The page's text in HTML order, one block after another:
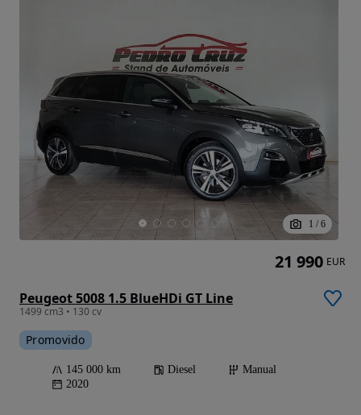
1 / 6
Peugeot 5008 1.5 BlueHDi GT Line
1499 cm3 • 130 cv
Promovido
145 000 km Diesel
Manual
2020
21 990 EUR